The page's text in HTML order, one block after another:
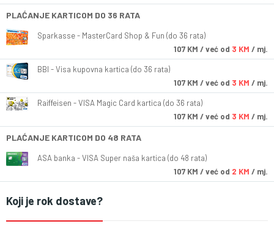
PLAĆANJE KARTICOM DO 36 RATA
Sparkasse - MasterCard Shop & Fun (do 36 rata)
107 KM / već od 3 KM / mj.
BBI - Visa kupovna kartica (do 36 rata)
107 KM / već od 3 KM / mj.
Raiffeisen - VISA Magic Card kartica (do 36 rata)
107 KM / već od 3 KM / mj.
PLAĆANJE KARTICOM DO 48 RATA
ASA banka - VISA Super naša kartica (do 48 rata)
107 KM / već od 2 KM / mj.
Koji je rok dostave?